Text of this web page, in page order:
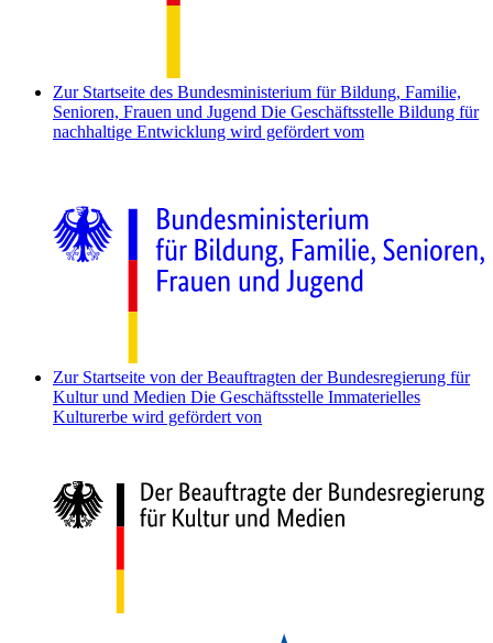
Zur Startseite des Bundesministerium für Bildung, Familie,
Senioren, Frauen und Jugend Die Geschäftsstelle Bildung für
nachhaltige Entwicklung wird gefördert vom
Zur Startseite von der Beauftragten der Bundesregierung für
Kultur und Medien Die Geschäftsstelle Immaterielles
Kulturerbe wird gefördert von